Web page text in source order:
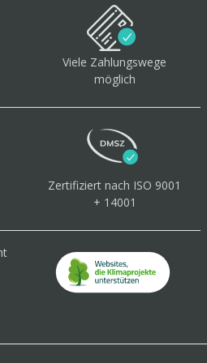
Viele Zahlungswege
möglich
Zertifiziert nach ISO 9001
+ 14001